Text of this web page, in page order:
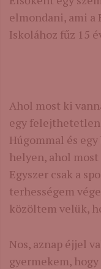
elmondani, ami a
Iskolához fűz 15
Ahol most ki
egy
Húgommal és
helyen, ahol
Egyszer csak a
terhességem
közöltem velük,
Nos, aznap éjjel
gyermekem,